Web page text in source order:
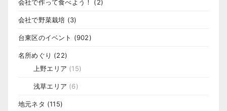
会社で作って食べよう！ (2)
会社で野菜栽培 (3)
台東区のイベント (902)
名所めぐり (22)
上野エリア (15)
浅草エリア (6)
地元ネタ (115)